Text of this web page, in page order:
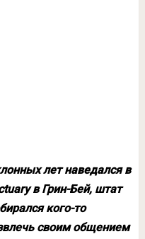
лет наведался в
в Грин-Бей, штат
кого-то
своим общением